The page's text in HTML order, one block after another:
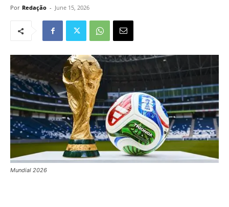
Por Redação - June 15, 2026
Mundial 2026